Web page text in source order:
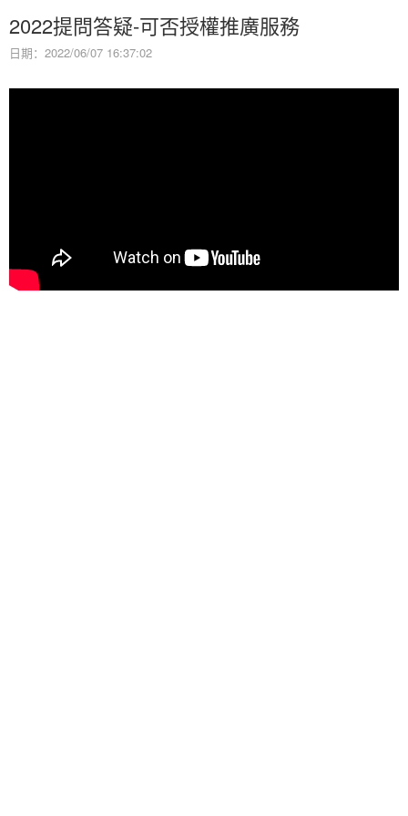
2022提問答疑-可否授權推廣服務
日期：2022/06/07 16:37:02